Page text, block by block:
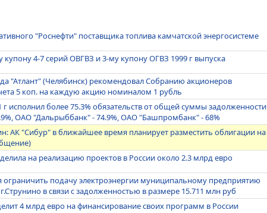
"Роснефти" поставщика топлива камчатской энергосистеме
4-7 серий ОВГВЗ и 3-му купону ОГВЗ 1999 г выпуска
"Атлант" (Челябинск) рекомендовал Собранию акционеров
5 коп. на каждую акцию номиналом 1 рубль
исполнил более 75.3% обязательств от общей суммы задолженности
ОАО "Дальрыббанк" - 74.9%, ОАО "Башпромбанк" - 68%
АК "Сибур" в ближайшее время планирует разместить облигации на
на реализацию проектов в России около 2.3 млрд евро
подачу электроэнергии муниципальному предприятию
в связи с задолженностью в размере 15.711 млн руб
4 млрд евро на финансирование своих программ в России